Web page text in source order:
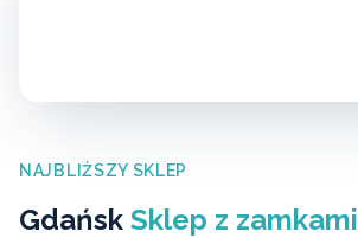
NAJBLIŻSZY SKLEP
Gdańsk Sklep z zamkami